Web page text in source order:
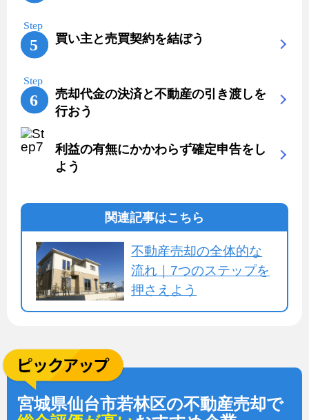
買い主と売買契約を結ぼう
売却代金の決済と不動産の引き渡しを
行おう
利益の有無にかかわらず確定申告をし
よう
関連記事はこちら
不動産売却の全体的な
流れ｜7つのステップを
押さえよう
宮城県仙台市若林区の不動産売却で